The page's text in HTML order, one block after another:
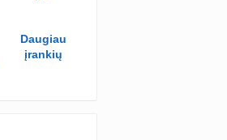
Daugiau
įrankių